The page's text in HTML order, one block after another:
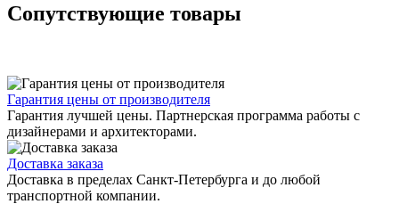
Сопутствующие товары
Гарантия цены от производителя
Гарантия лучшей цены. Партнерская программа работы с
дизайнерами и архитекторами.
Доставка заказа
Доставка в пределах Санкт-Петербурга и до любой
транспортной компании.